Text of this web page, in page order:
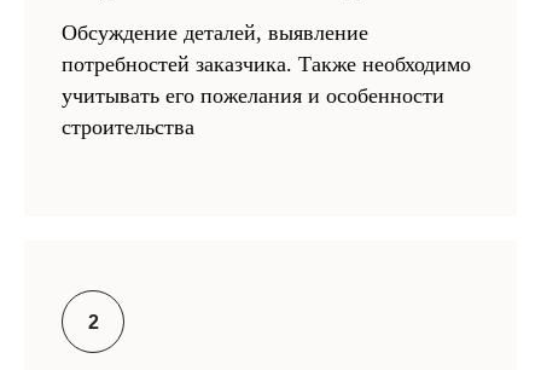
Обсуждение деталей, выявление
потребностей заказчика. Также необходимо
учитывать его пожелания и особенности
строительства